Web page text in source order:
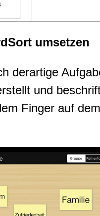
umsetzen
derartige
und
Finger auf